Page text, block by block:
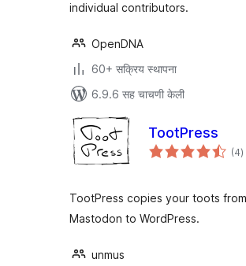
individual contributors.
OpenDNA
60+ सक्रिय स्थापना
6.9.6 सह चाचणी केली
TootPress
(4)
TootPress copies your toots from
Mastodon to WordPress.
unmus